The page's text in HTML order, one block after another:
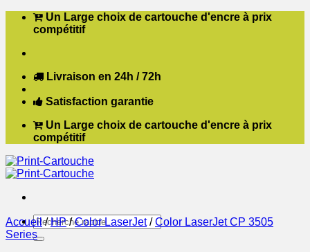
Passer Un Large choix de cartouche d'encre à prix
compétitif
Livraison en 24h / 72h
Satisfaction garantie
Un Large choix de cartouche d'encre à prix
compétitif
Recherche
pour :
Accueil / HP / Color LaserJet / Color LaserJet CP 3505
Series